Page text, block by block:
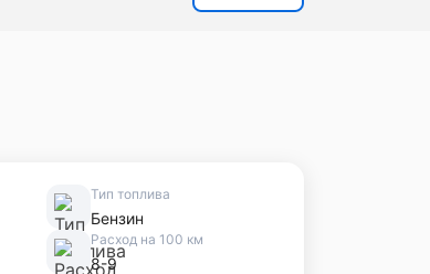
Тип топлива
Бензин
Расход на 100 км
8-9